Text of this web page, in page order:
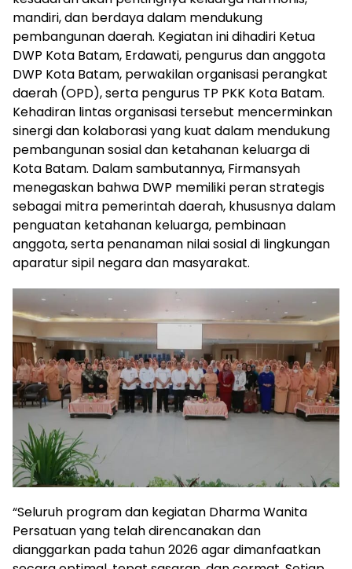
mandiri, dan berdaya dalam mendukung
pembangunan daerah. Kegiatan ini dihadiri Ketua
DWP Kota Batam, Erdawati, pengurus dan anggota
DWP Kota Batam, perwakilan organisasi perangkat
daerah (OPD), serta pengurus TP PKK Kota Batam.
Kehadiran lintas organisasi tersebut mencerminkan
sinergi dan kolaborasi yang kuat dalam mendukung
pembangunan sosial dan ketahanan keluarga di
Kota Batam. Dalam sambutannya, Firmansyah
menegaskan bahwa DWP memiliki peran strategis
sebagai mitra pemerintah daerah, khususnya dalam
penguatan ketahanan keluarga, pembinaan
anggota, serta penanaman nilai sosial di lingkungan
aparatur sipil negara dan masyarakat.
“Seluruh program dan kegiatan Dharma Wanita
Persatuan yang telah direncanakan dan
dianggarkan pada tahun 2026 agar dimanfaatkan